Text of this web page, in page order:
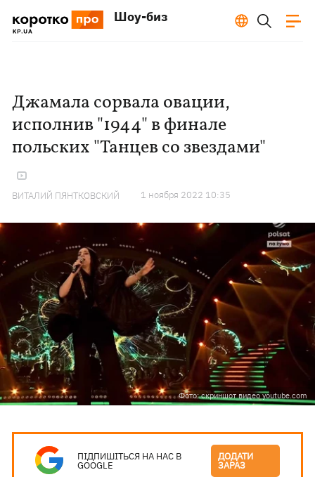
Шоу-биз
Джамала сорвала овации,
исполнив "1944" в финале
польских "Танцев со звездами"
ВИТАЛИЙ ПЯНТКОВСКИЙ 1 ноября 2022 10:35
Фото: скриншот видео youtube.com
ПІДПИШІТЬСЯ НА НАС В
GOOGLE
ДОДАТИ
ЗАРАЗ